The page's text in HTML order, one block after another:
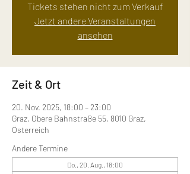
Tickets stehen nicht zum Verkauf
Jetzt andere Veranstaltungen
ansehen
Zeit & Ort
20. Nov. 2025, 18:00 – 23:00
Graz, Obere Bahnstraße 55, 8010 Graz,
Österreich
Andere Termine
Do., 20. Aug., 18:00